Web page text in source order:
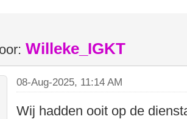
Willeke_IGKT
08-Aug-2025, 11:14 AM
Wij hadden ooit op de